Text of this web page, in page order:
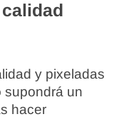
y pixeladas
supondrá un
hacer